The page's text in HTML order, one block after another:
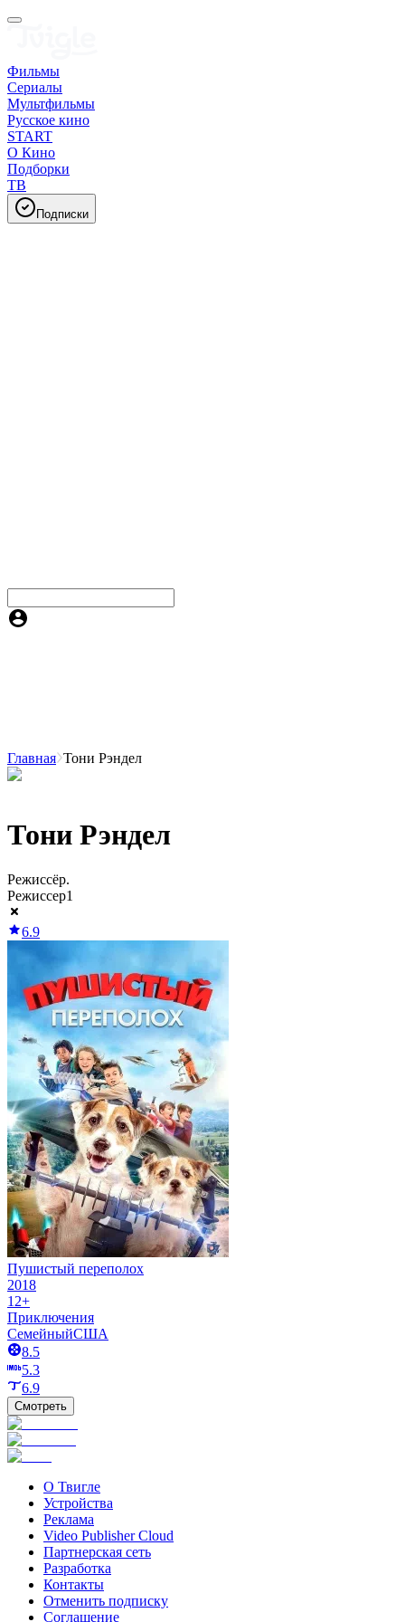
Фильмы
Сериалы
Мультфильмы
Русское кино
START
О Кино
Подборки
ТВ
Подписки
Главная Тони Рэндел
Тони Рэндел
Режиссёр.
Режиссер1
6.9
Пушистый переполох
2018
12+
Приключения
СемейныйСША
8.5
5.3
6.9
Смотреть
О Твигле
Устройства
Реклама
Video Publisher Cloud
Партнерская сеть
Разработка
Контакты
Отменить подписку
Соглашение